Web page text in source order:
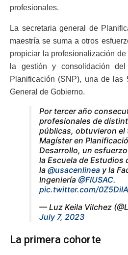
profesionales.
La secretaria general de
maestría se suma a otros
propiciar la profesionalización
la gestión y consolidación
Planificación (SNP), una de las
General de Gobierno.
Por tercer año
profesionales de
públicas, obtuvieron el
Magíster en
Desarrollo, un
la Escuela de Estudios
la @usacenlinea y la
Ingeniería @FIUSAC.
pic.twitter.com/
— Luz Keila Vilchez
July 7, 2023
La primera cohorte